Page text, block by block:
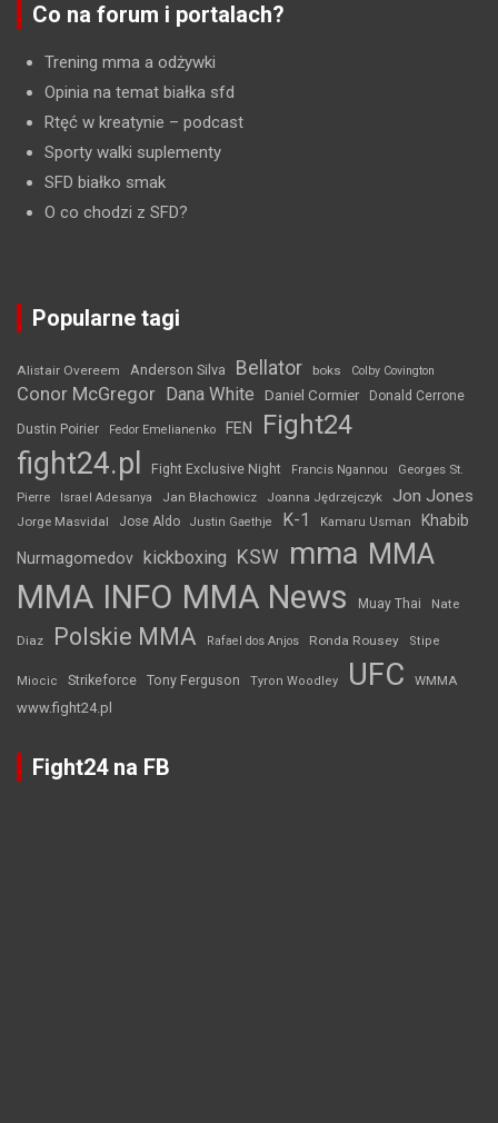
Co na forum i portalach?
Trening mma a odżywki
Opinia na temat białka sfd
Rtęć w kreatynie – podcast
Sporty walki suplementy
SFD białko smak
O co chodzi z SFD?
Popularne tagi
Alistair Overeem Anderson Silva Bellator boks Colby Covington
Conor McGregor Dana White Daniel Cormier Donald Cerrone
Dustin Poirier Fedor Emelianenko FEN Fight24
fight24.pl Fight Exclusive Night Francis Ngannou
Georges St.
Pierre
Israel Adesanya Jan Błachowicz Joanna Jędrzejczyk Jon Jones
Jorge Masvidal Jose Aldo Justin Gaethje K-1 Kamaru Usman Khabib
Nurmagomedov kickboxing KSW mma MMA
MMA INFO MMA News Muay Thai Nate
Diaz Polskie MMA Rafael dos Anjos Ronda Rousey Stipe
Miocic Strikeforce Tony Ferguson Tyron Woodley UFC WMMA
www.fight24.pl
Fight24 na FB